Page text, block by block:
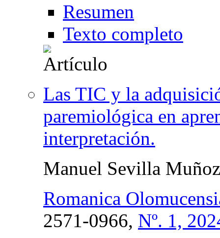
Resumen
Texto completo
Las TIC y la
paremiológica en
interpretación.
Manuel Sevilla
Romanica
2571-0966, Nº. 1,